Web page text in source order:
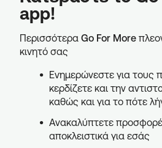
app!
Περισσότερα Go For More
κινητό σας
Ενημερώνεστε για τους
κερδίζετε και την
καθώς και για το πότε
Ανακαλύπτετε
αποκλειστικά για εσάς